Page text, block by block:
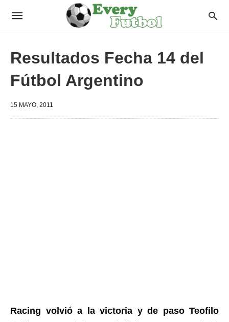
Resultados Fecha 14 del
Fútbol Argentino
15 MAYO, 2011
Racing volvió a la victoria y de paso Teofilo